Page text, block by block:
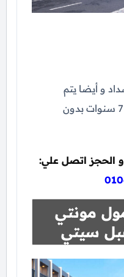
سداد و أيضا يتم
تقسيط باقي المبلغ حتي 7 سنوات بدون
الحجز اتصل علي:
مونتي
سيتي